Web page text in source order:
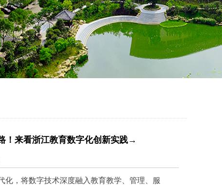
！来看浙江教育数字化创新实践→
，将数字技术深度融入教育教学、管理、服